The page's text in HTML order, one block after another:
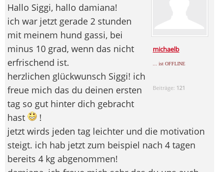
michaelb
... ist OFFLINE
Beiträge: 121
Hallo Siggi, hallo damiana!
ich war jetzt gerade 2 stunden
mit meinem hund gassi, bei
minus 10 grad, wenn das nicht
erfrischend ist.
herzlichen glückwunsch Siggi! ich
freue mich das du deinen ersten
tag so gut hinter dich gebracht
hast
!
jetzt wirds jeden tag leichter und die motivation
steigt. ich hab jetzt zum beispiel nach 4 tagen
bereits 4 kg abgenommen!